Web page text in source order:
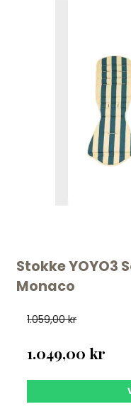
Stokke YOYO3
Monaco
1.059,00 kr
1.049,00 kr